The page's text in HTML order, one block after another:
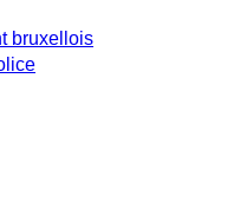
bruxellois